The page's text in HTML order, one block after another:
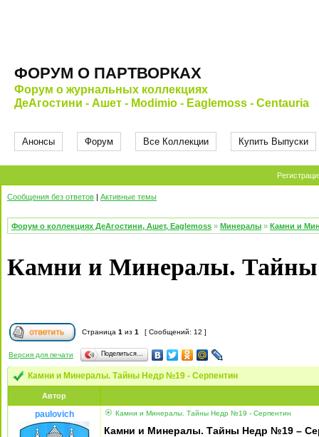
ФОРУМ О ПАРТВОРКАХ
Форум о журнальных коллекциях
ДеАгостини - Ашет - Modimio - Eaglemoss - Centauria
Анонсы Форум Все Коллекции Купить Выпуски
Сообщения без ответов | Активные темы
Форум о коллекциях ДеАгостини, Ашет, Eaglemoss » Минералы » Камни и
Камни и Минералы.
Страница 1 из 1 [ Сообщений: 12 ]
Версия для печати Поделиться…
Камни и Минералы. Тайны Недр №19 - Серпентин
Автор
paulovich Камни и Минералы. Тайны Недр №19 - Серпентин
Камни и Минералы. Тайны Недр №19 –